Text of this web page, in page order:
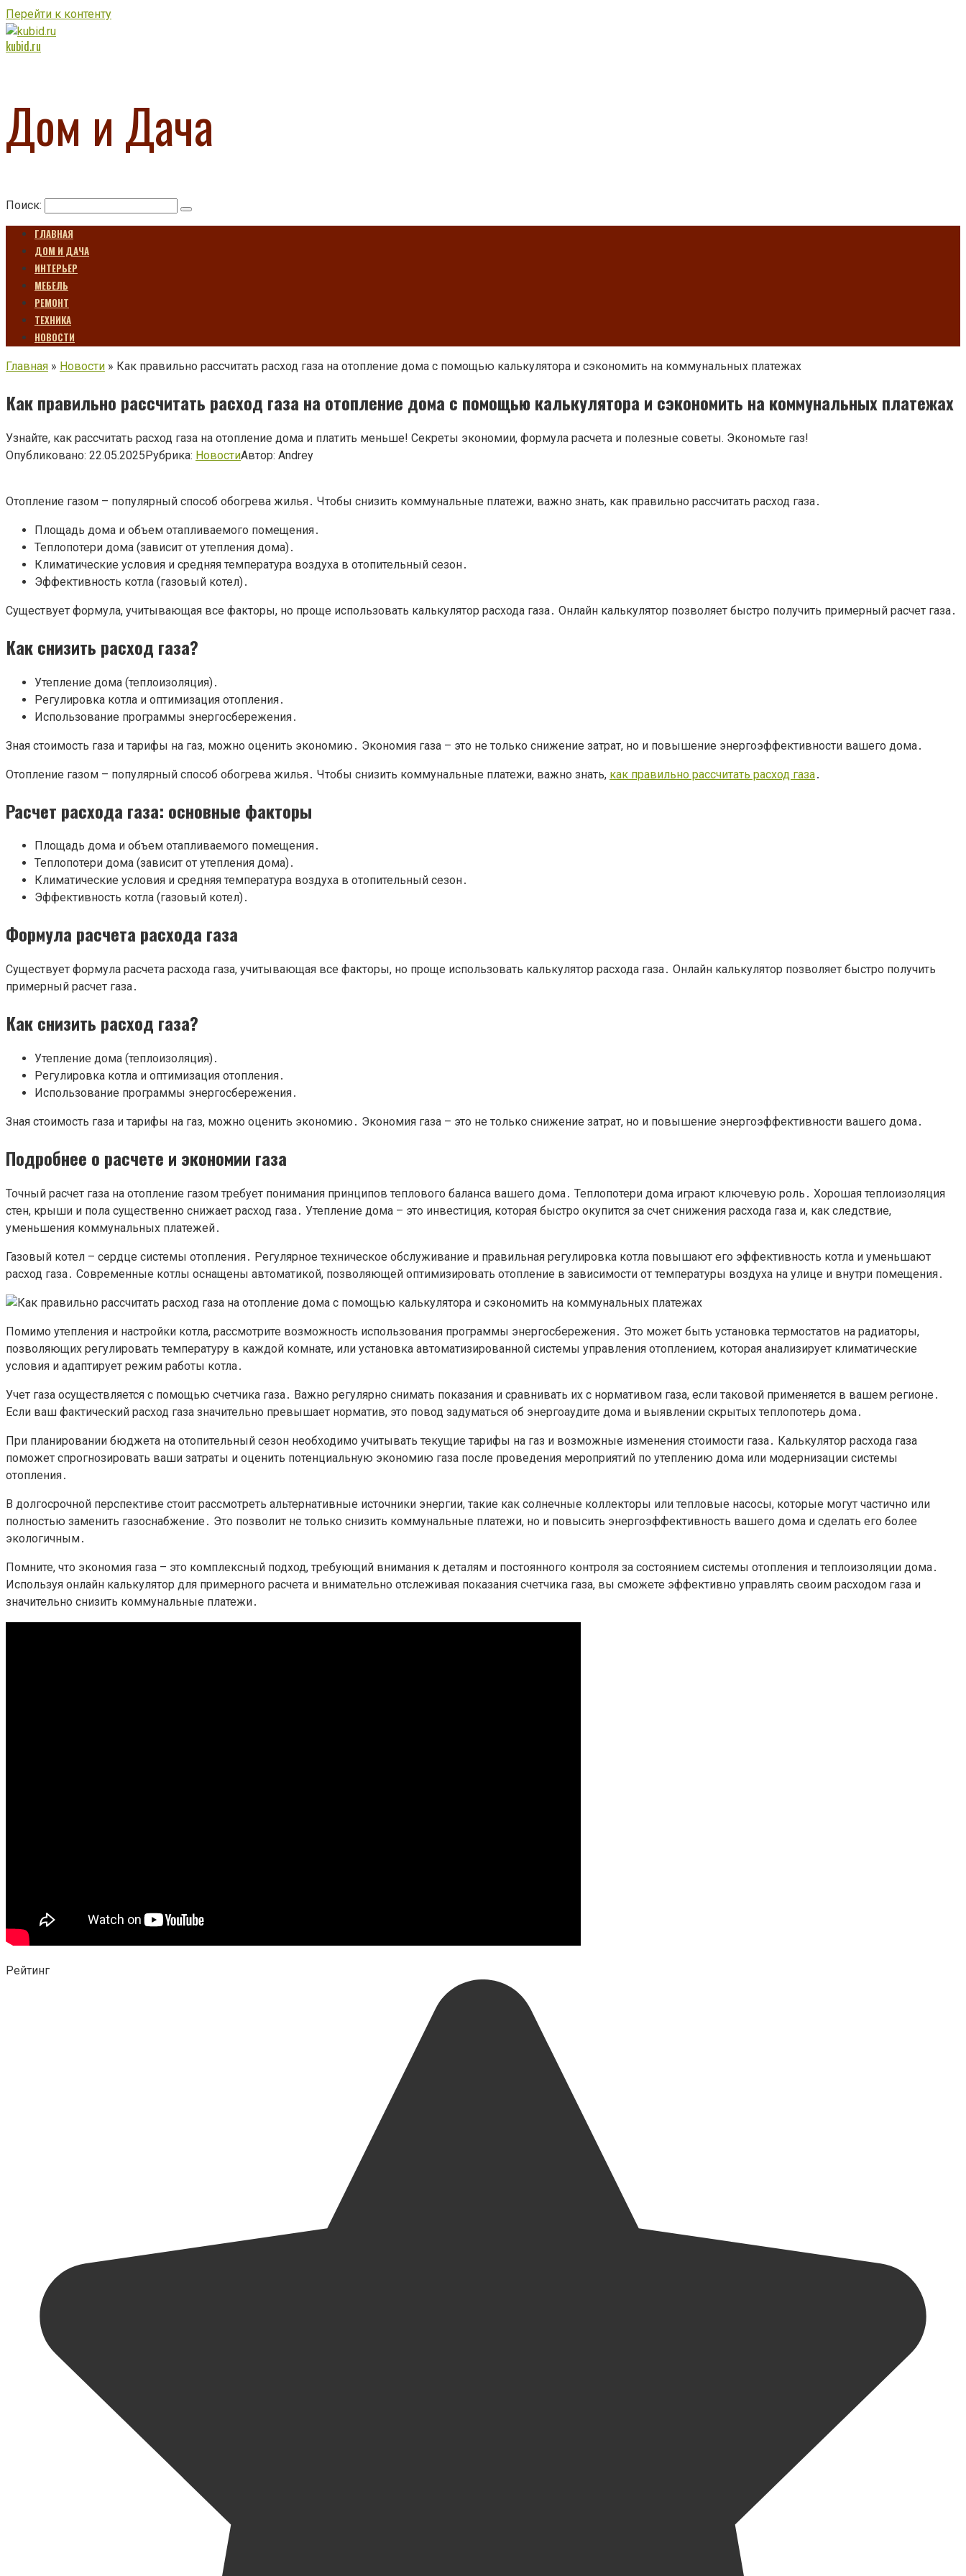
Перейти к контенту
kubid.ru
Дом и Дача
Поиск:
ГЛАВНАЯ
ДОМ И ДАЧА
ИНТЕРЬЕР
МЕБЕЛЬ
РЕМОНТ
ТЕХНИКА
НОВОСТИ
Главная » Новости » Как правильно рассчитать расход газа на отопление дома с помощью калькулятора и сэкономить на коммунальных платежах
Как правильно рассчитать расход газа на отопление дома с помощью калькулятора и сэкономить на коммунальных платежах
Узнайте, как рассчитать расход газа на отопление дома и платить меньше! Секреты экономии, формула расчета и полезные советы. Экономьте газ!
Опубликовано: 22.05.2025Рубрика: НовостиАвтор: Andrey
Отопление газом – популярный способ обогрева жилья․ Чтобы снизить коммунальные платежи, важно знать, как правильно рассчитать расход газа․
Площадь дома и объем отапливаемого помещения․
Теплопотери дома (зависит от утепления дома)․
Климатические условия и средняя температура воздуха в отопительный сезон․
Эффективность котла (газовый котел)․
Существует формула, учитывающая все факторы, но проще использовать калькулятор расхода газа․ Онлайн калькулятор позволяет быстро получить примерный расчет газа․
Как снизить расход газа?
Утепление дома (теплоизоляция)․
Регулировка котла и оптимизация отопления․
Использование программы энергосбережения․
Зная стоимость газа и тарифы на газ, можно оценить экономию․ Экономия газа – это не только снижение затрат, но и повышение энергоэффективности вашего дома․
Отопление газом – популярный способ обогрева жилья․ Чтобы снизить коммунальные платежи, важно знать, как правильно рассчитать расход газа․
Расчет расхода газа: основные факторы
Площадь дома и объем отапливаемого помещения․
Теплопотери дома (зависит от утепления дома)․
Климатические условия и средняя температура воздуха в отопительный сезон․
Эффективность котла (газовый котел)․
Формула расчета расхода газа
Существует формула расчета расхода газа, учитывающая все факторы, но проще использовать калькулятор расхода газа․ Онлайн калькулятор позволяет быстро получить
примерный расчет газа․
Как снизить расход газа?
Утепление дома (теплоизоляция)․
Регулировка котла и оптимизация отопления․
Использование программы энергосбережения․
Зная стоимость газа и тарифы на газ, можно оценить экономию․ Экономия газа – это не только снижение затрат, но и повышение энергоэффективности вашего дома․
Подробнее о расчете и экономии газа
Точный расчет газа на отопление газом требует понимания принципов теплового баланса вашего дома․ Теплопотери дома играют ключевую роль․ Хорошая теплоизоляция
стен, крыши и пола существенно снижает расход газа․ Утепление дома – это инвестиция, которая быстро окупится за счет снижения расхода газа и, как следствие,
уменьшения коммунальных платежей․
Газовый котел – сердце системы отопления․ Регулярное техническое обслуживание и правильная регулировка котла повышают его эффективность котла и уменьшают
расход газа․ Современные котлы оснащены автоматикой, позволяющей оптимизировать отопление в зависимости от температуры воздуха на улице и внутри помещения․
Помимо утепления и настройки котла, рассмотрите возможность использования программы энергосбережения․ Это может быть установка термостатов на радиаторы,
позволяющих регулировать температуру в каждой комнате, или установка автоматизированной системы управления отоплением, которая анализирует климатические
условия и адаптирует режим работы котла․
Учет газа осуществляется с помощью счетчика газа․ Важно регулярно снимать показания и сравнивать их с нормативом газа, если таковой применяется в вашем регионе․
Если ваш фактический расход газа значительно превышает норматив, это повод задуматься об энергоаудите дома и выявлении скрытых теплопотерь дома․
При планировании бюджета на отопительный сезон необходимо учитывать текущие тарифы на газ и возможные изменения стоимости газа․ Калькулятор расхода газа
поможет спрогнозировать ваши затраты и оценить потенциальную экономию газа после проведения мероприятий по утеплению дома или модернизации системы
отопления․
В долгосрочной перспективе стоит рассмотреть альтернативные источники энергии, такие как солнечные коллекторы или тепловые насосы, которые могут частично или
полностью заменить газоснабжение․ Это позволит не только снизить коммунальные платежи, но и повысить энергоэффективность вашего дома и сделать его более
экологичным․
Помните, что экономия газа – это комплексный подход, требующий внимания к деталям и постоянного контроля за состоянием системы отопления и теплоизоляции дома․
Используя онлайн калькулятор для примерного расчета и внимательно отслеживая показания счетчика газа, вы сможете эффективно управлять своим расходом газа и
значительно снизить коммунальные платежи․
Рейтинг